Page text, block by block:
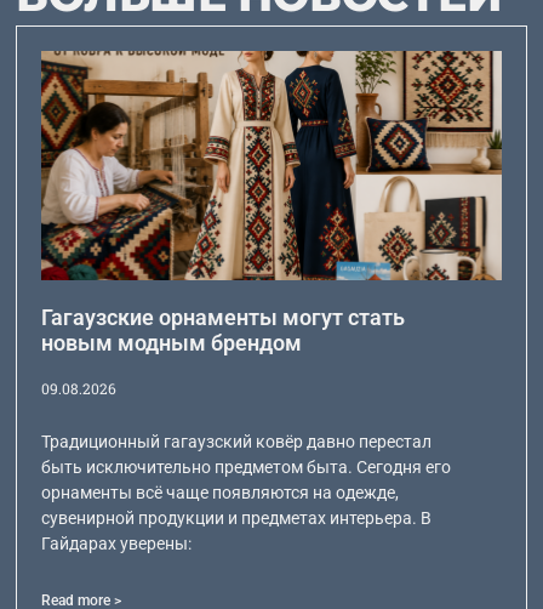
Гагаузские орнаменты могут стать
новым модным брендом
09.08.2026
Традиционный гагаузский ковёр давно перестал
быть исключительно предметом быта. Сегодня его
орнаменты всё чаще появляются на одежде,
сувенирной продукции и предметах интерьера. В
Гайдарах уверены:
Read more >